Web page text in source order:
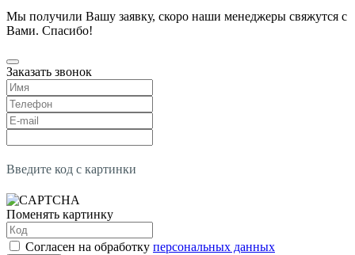
Мы получили Вашу заявку, скоро наши менеджеры свяжутся с
Вами. Спасибо!
Заказать звонок
Введите код с картинки
Поменять картинку
Согласен на обработку персональных данных